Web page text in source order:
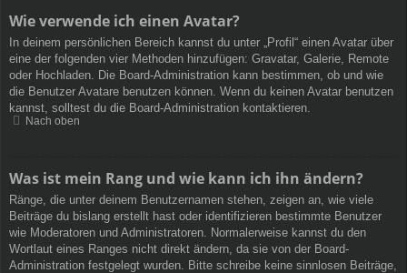
Wie verwende ich einen Avatar?
In deinem persönlichen Bereich kannst du unter „Profil“ einen Avatar über
eine der folgenden vier Methoden hinzufügen: Gravatar, Galerie, Remote
oder Hochladen. Die Board-Administration kann bestimmen, ob und wie
die Benutzer Avatare benutzen können. Wenn du keinen Avatar benutzen
kannst, solltest du die Board-Administration kontaktieren.
Nach oben
Was ist mein Rang und wie kann ich ihn ändern?
Ränge, die unter deinem Benutzernamen stehen, zeigen an, wie viele
Beiträge du bislang erstellt hast oder identifizieren bestimmte Benutzer
wie Moderatoren und Administratoren. Normalerweise kannst du den
Wortlaut eines Ranges nicht direkt ändern, da sie von der Board-
Administration festgelegt wurden. Bitte schreibe keine sinnlosen Beiträge,